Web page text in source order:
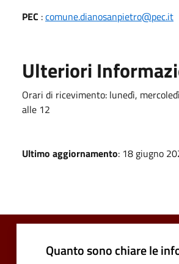
PEC :comune.dianosanpietro@pec.it
Ulteriori
Orari di ricevimento: lunedì,
alle 12
Ultimo aggiornamento: 18 giugno
Quanto sono chiare le